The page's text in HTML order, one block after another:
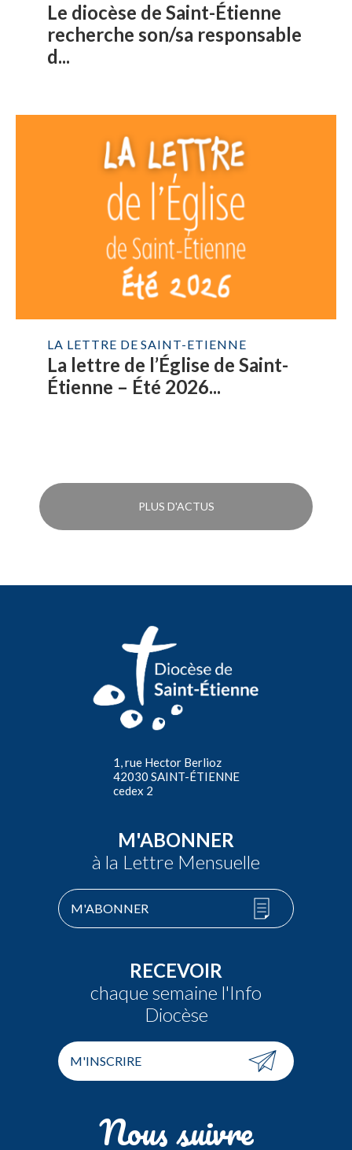
Le diocèse de Saint-Étienne
recherche son/sa responsable
d...
LA LETTRE DE SAINT-ETIENNE
La lettre de l’Église de Saint-
Étienne – Été 2026...
PLUS D'ACTUS
1, rue Hector Berlioz
42030 SAINT-ÉTIENNE
cedex 2
M'ABONNER
à la Lettre Mensuelle
M'ABONNER
RECEVOIR
chaque semaine l'Info
Diocèse
M'INSCRIRE
Nous suivre